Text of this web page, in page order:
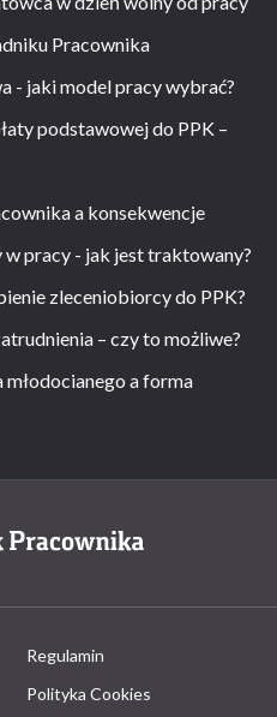
Pracownika
- jaki model pracy wybrać?
podstawowej do PPK –
a konsekwencje
pracy - jak jest traktowany?
zleceniobiorcy do PPK?
– czy to możliwe?
a forma
Regulamin
Polityka Cookies